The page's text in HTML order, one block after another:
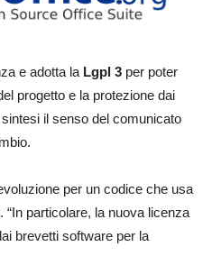
e adotta la Lgpl 3 per poter
progetto e la protezione dai
il senso del comunicato
per un codice che usa
“In particolare, la nuova licenza
brevetti software per la